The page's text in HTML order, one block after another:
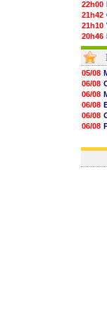
22h00
21h42
21h10
20h46
20h30
20h01
19h18
19h09
18h48
18h37
18h29
17h58
17h46
17h16
05/08
06/08
06/08
06/08
06/08
06/08
06/08